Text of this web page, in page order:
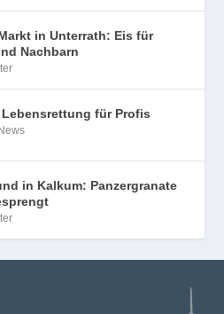
in Unterrath: Eis für
Nachbarn
für Profis
in Kalkum: Panzergranate